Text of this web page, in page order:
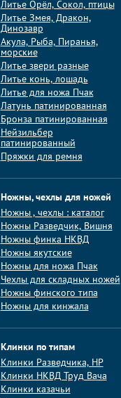
Литье Орёл, Сокол, птицы
Литье Змея, Дракон,
Динозавр
Акула, Рыба, Пиранья,
морские
Литье звери разные
Литье конь, лошадь
Литье для ножа Пчак
Латунь патинированная
Бронза патинированная
Нейзильбер
патинированный
Пряжки для ремня
Ножны, чехлы для ножей
Ножны , чехлы : каталог
Ножны Разведчик, Вишня
Ножны финка НКВД
Ножны якутские
Ножны для ножа Пчак
Чехлы для складных ножей
Ножны финского типа
Ножны для кинжала
Клинки по типам
Клинки Pазведчика, НP
Клинки НКВД Труд Вача
Клинки казачьи